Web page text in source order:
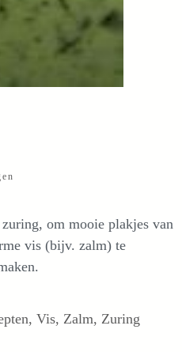
om mooie plakjes van
vis (bijv. zalm) te
, Vis, Zalm, Zuring